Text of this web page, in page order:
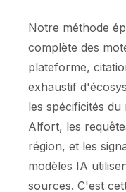
Notre méthode
complète des
plateforme,
exhaustif
les spécificités
Alfort, les
région, et les
modèles IA
sources. C'est